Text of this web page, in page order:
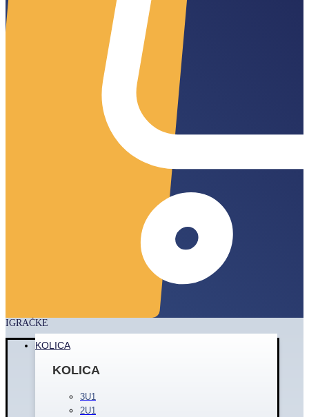
IGRAČKE
KOLICA
KOLICA
3U1
2U1